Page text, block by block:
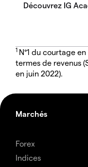
1 N°1 du courtage
termes de revenus
en juin 2022).
Marchés
Forex
Indices